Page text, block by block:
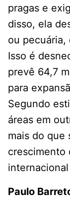
pragas e
disso, ela
ou pecuária,
Isso é
prevê 64,7
para
Segundo
áreas em
mais do que
crescimento
Paulo